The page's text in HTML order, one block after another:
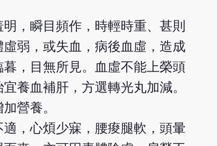
，瞬目頻作，時輕時重、甚則
弱，或失血，病後血虛，造成
，目無所見。血虛不能上榮頭
養血補肝，方選轉光丸加減。
營養。
，心煩少寐，腰痠腿軟，頭暈